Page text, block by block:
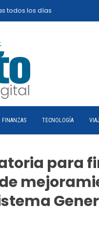
todos los días
FINANZAS TECNOLOGÍA
para